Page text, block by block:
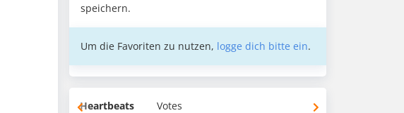
speichern.
Um die Favoriten zu nutzen, logge dich bitte ein.
Heartbeats Votes